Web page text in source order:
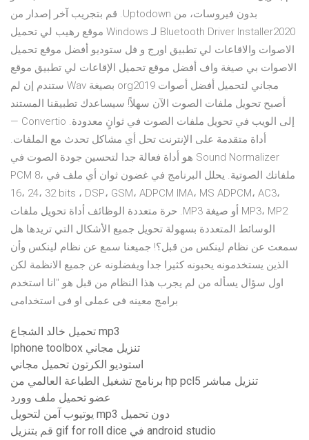
بدون فيروسات، من Uptodown. قم بتجريب آخر إصدار من
Bluetooth Driver Installer2020 لـ Windows موقع رهيب لي تحميل
الاصوات والاقاعات لي تطبيق اورج و فل ستوديو أفضل موقع تحميل
الاصوات بي صيغة واف أفضل موقع تحميل الإقاعات لي تطبيق موقع
مجاني لتحميل أفضل أصوات org2019 بصيغة Wav ستندم إن لم
أصبح تحويل ملفات الصوت الآن سهلاً! سيساعدك تطبيقنا المستند
إلى الويب في تحويل ملفات الصوت في ثوانٍ معدودة. Convertio —
أداة متقدمة على الإنترنت تحل أي مشاكل تحدث مع الملفات.
Sound Normalizer هو أداة فعالة جدا لتحسين جودة الصوت في
ملفاتك الصوتية. يحلل البرنامج في غضون ثوان أي ملف في PCM 8،
16، 24، 32 bits ، DSP، GSM، ADPCM IMA، MS ADPCM، AC3،
MP3، MP2 أو صيغة MP3. حرة متعددة الوظائف أداة تحويل ملفات
الوسائط المتعددة بسهولة تحويل جميع الأشكال التي تريدها هل
سمعت عن نظام لينكس من قبل؟! جميعنا سمع عن نظام لينكس وأن
الذين يستخدمونه يحبونه كثيرا جدا ويفضلونه عن جميع الانظمة لكن
اول سؤال يسأله من لم يجرب هذا النظام من قبل هو "انا استخدم
برامج معينه فى عملى او فى استخدامى
تحميل خالد الشجاع mp3
Iphone toolbox تنزيل مجاني
استوديو الكرتون تحميل مجاني
برنامج تشغيل الطباعة العالمي من hp pcl5 تنزيل مباشر
عضو تحميل ملف وورد
يوتيوب آمن لتحويل mp3 دون تحميل
قم بتنزيل gif for roll dice في android studio